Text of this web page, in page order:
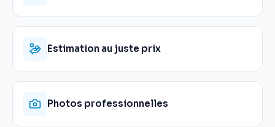
Estimation au juste prix
Photos professionnelles